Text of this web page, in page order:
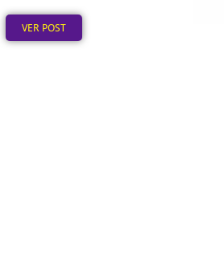
em: 5 de agosto de 2026
VER POST